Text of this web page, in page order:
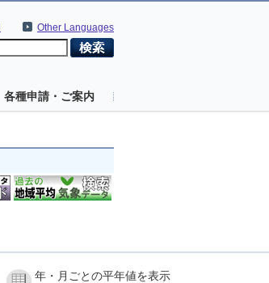
Other Languages
各種申請・ご案内
年・月ごとの平年値を表示